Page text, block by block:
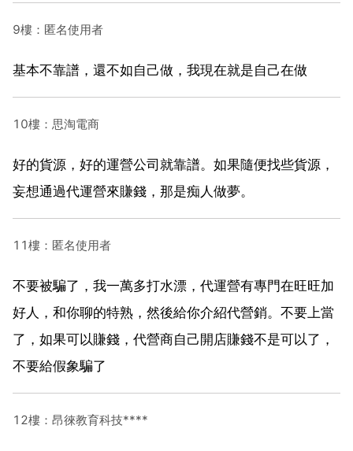
9樓：匿名使用者
基本不靠譜，還不如自己做，我現在就是自己在做
10樓：思淘電商
好的貨源，好的運營公司就靠譜。如果隨便找些貨源，
妄想通過代運營來賺錢，那是痴人做夢。
11樓：匿名使用者
不要被騙了，我一萬多打水漂，代運營有專門在旺旺加
好人，和你聊的特熟，然後給你介紹代營銷。不要上當
了，如果可以賺錢，代營商自己開店賺錢不是可以了，
不要給假象騙了
12樓：昂徠教育科技****